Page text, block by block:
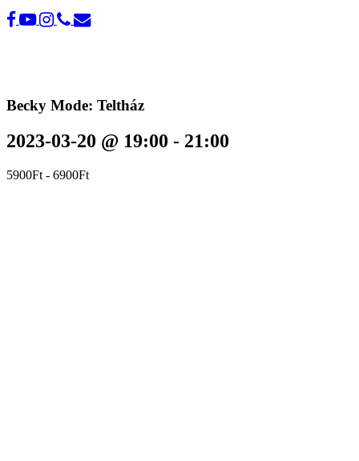
Becky Mode: Teltház
2023-03-20 @ 19:00 - 21:00
5900Ft - 6900Ft